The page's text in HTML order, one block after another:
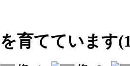
育てています